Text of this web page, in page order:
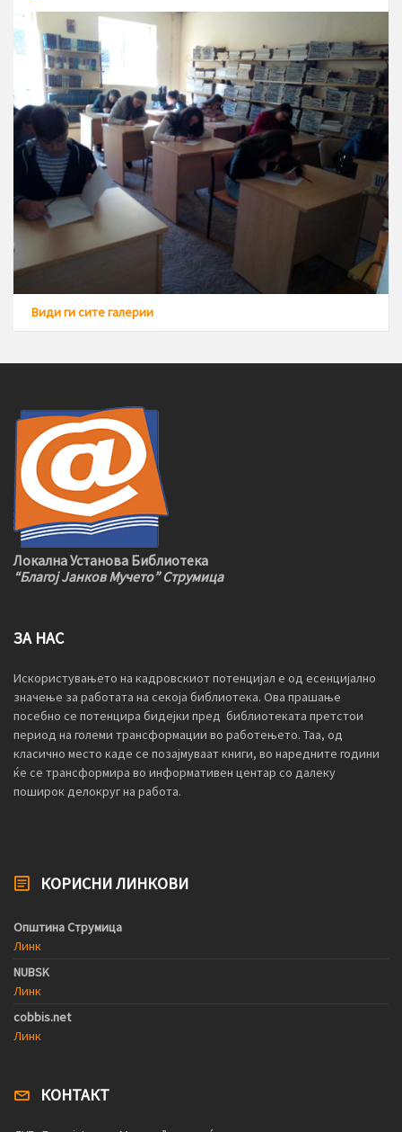
Види ги сите галерии
Локална Установа Библиотека
“Благој Јанков Мучето” Струмица
ЗА НАС
Искористувањето на кадровскиот потенцијал е од есенцијално
значење за работата на секоја библиотека. Ова прашање
посебно се потенцира бидејки пред библиотеката претстои
период на големи трансформации во работењето. Таа, од
класично место каде се позајмуваат книги, во наредните години
ќе се трансформира во информативен центар со далеку
поширок делокруг на работа.
КОРИСНИ ЛИНКОВИ
Општина Струмица
Линк
NUBSK
Линк
cobbis.net
Линк
КОНТАКТ